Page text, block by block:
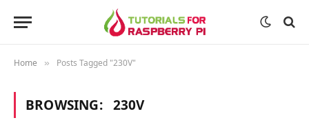
Home » Posts Tagged "230V"
BROWSING: 230V